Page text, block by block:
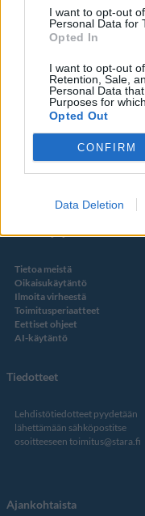
I want to opt-out
Personal Data for
Opted In
I want to opt-out
Retention, Sale,
Personal Data
Purposes for
Opted Out
CONFIRM
Data Deletion
Some
YouTube
Facebook
Twitter
Kustantaja ja toimitus
Tietoa meistä
Oikaisukäytäntö
Ilmoita virheestä
Toimitusperiaatteet
Eettiset ohjeet
AI-käytäntö
Tiedotteet
Lehdistötiedotteet pyydetään
lähettämään sähköpostitse
osoitteeseen toimitus@stara.fi
Ajankohtaista